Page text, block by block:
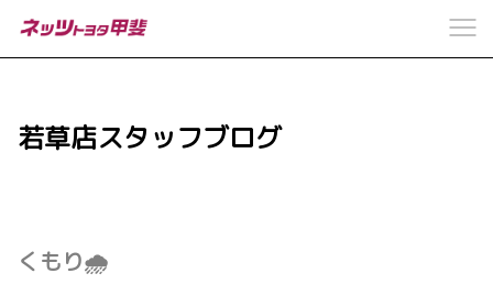
若草店スタッフブログ
くもり🌧